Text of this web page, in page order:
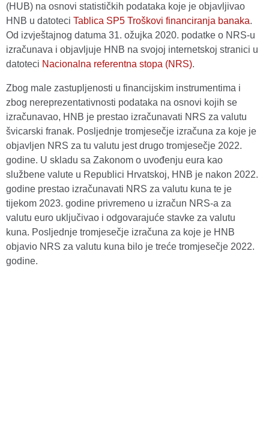
(HUB) na osnovi statističkih podataka koje je objavljivao
HNB u datoteci Tablica SP5 Troškovi financiranja banaka.
Od izvještajnog datuma 31. ožujka 2020. podatke o NRS-u
izračunava i objavljuje HNB na svojoj internetskoj stranici u
datoteci Nacionalna referentna stopa (NRS).
Zbog male zastupljenosti u financijskim instrumentima i
zbog nereprezentativnosti podataka na osnovi kojih se
izračunavao, HNB je prestao izračunavati NRS za valutu
švicarski franak. Posljednje tromjesečje izračuna za koje je
objavljen NRS za tu valutu jest drugo tromjesečje 2022.
godine. U skladu sa Zakonom o uvođenju eura kao
službene valute u Republici Hrvatskoj, HNB je nakon 2022.
godine prestao izračunavati NRS za valutu kuna te je
tijekom 2023. godine privremeno u izračun NRS-a za
valutu euro uključivao i odgovarajuće stavke za valutu
kuna. Posljednje tromjesečje izračuna za koje je HNB
objavio NRS za valutu kuna bilo je treće tromjesečje 2022.
godine.